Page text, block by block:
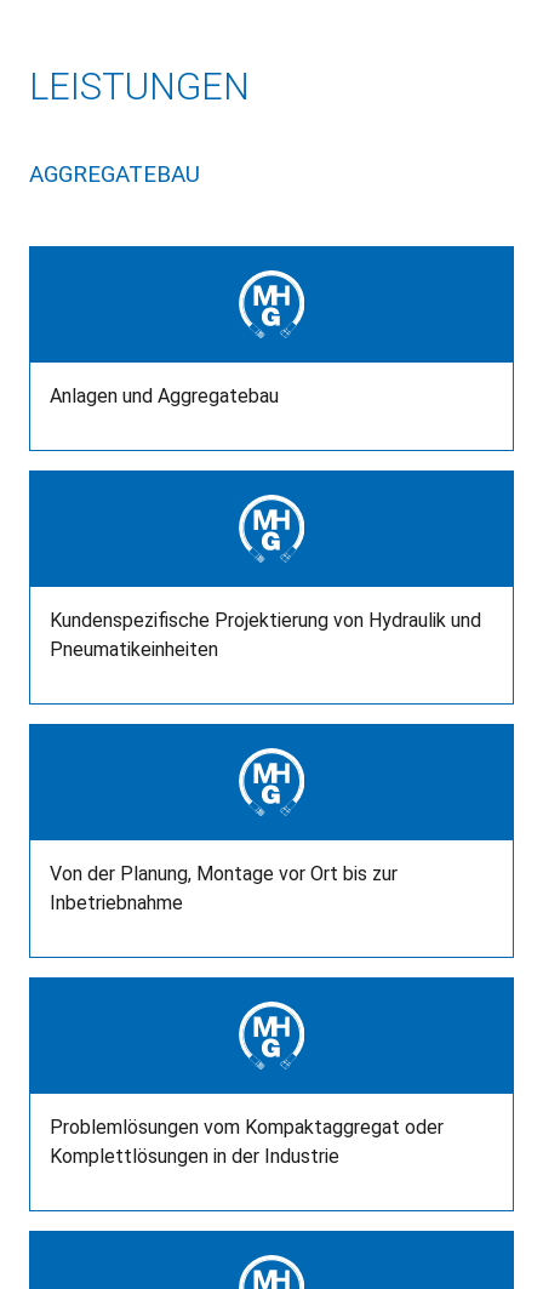
LEISTUNGEN
AGGREGATEBAU
Anlagen und Aggregatebau
Kundenspezifische Projektierung von Hydraulik und
Pneumatikeinheiten
Von der Planung, Montage vor Ort bis zur
Inbetriebnahme
Problemlösungen vom Kompaktaggregat oder
Komplettlösungen in der Industrie